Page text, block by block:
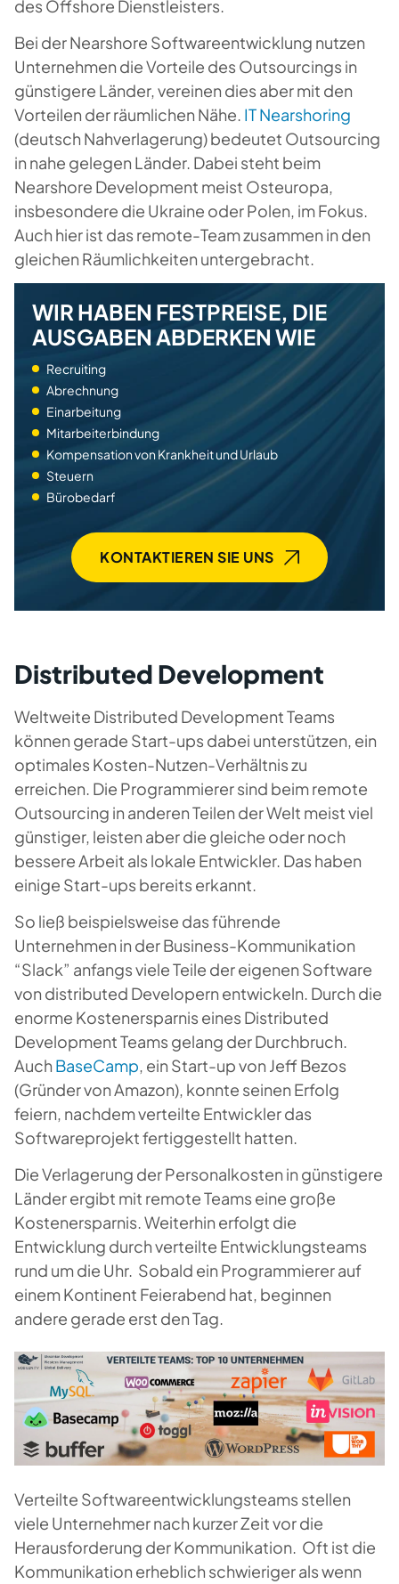
des Offshore Dienstleisters.
Bei derNearshore Softwareentwicklung nutzen
Unternehmen die Vorteile des Outsourcings in
günstigere Länder, vereinen dies aber mit den
Vorteilen der räumlichen Nähe. IT Nearshoring
(deutsch Nahverlagerung) bedeutet Outsourcing
in nahe gelegen Länder. Dabei steht beim
Nearshore Development meist Osteuropa,
insbesondere die Ukraine oder Polen, im Fokus.
Auch hier ist das remote-Team zusammen in den
gleichen Räumlichkeiten untergebracht.
WIR HABEN FESTPREISE, DIE
AUSGABEN ABDERKEN WIE
Recruiting
Abrechnung
Einarbeitung
Mitarbeiterbindung
Kompensation von Krankheit und Urlaub
Steuern
Bürobedarf
KONTAKTIEREN SIE UNS
Distributed Development
Weltweite Distributed Development Teams
können gerade Start-ups dabei unterstützen, ein
optimales Kosten-Nutzen-Verhältnis zu
erreichen. Die Programmierer sind beim remote
Outsourcing in anderen Teilen der Welt meist viel
günstiger, leisten aber die gleiche oder noch
bessere Arbeit als lokale Entwickler. Das haben
einige Start-ups bereits erkannt.
So ließ beispielsweise das führende
Unternehmen in der Business-Kommunikation
“Slack” anfangs viele Teile der eigenen Software
von distributed Developern entwickeln. Durch die
enorme Kostenersparnis eines Distributed
Development Teams gelang der Durchbruch.
Auch BaseCamp, ein Start-up von Jeff Bezos
(Gründer von Amazon), konnte seinen Erfolg
feiern, nachdem verteilte Entwickler das
Softwareprojekt fertiggestellt hatten.
Die Verlagerung der Personalkosten in günstigere
Länder ergibt mit remote Teams eine große
Kostenersparnis. Weiterhin erfolgt die
Entwicklung durch verteilte Entwicklungsteams
rund um die Uhr. Sobald ein Programmierer auf
einem Kontinent Feierabend hat, beginnen
andere gerade erst den Tag.
Verteilte Softwareentwicklungsteams stellen
viele Unternehmer nach kurzer Zeit vor die
Herausforderung der Kommunikation. Oft ist die
Kommunikation erheblich schwieriger als wenn